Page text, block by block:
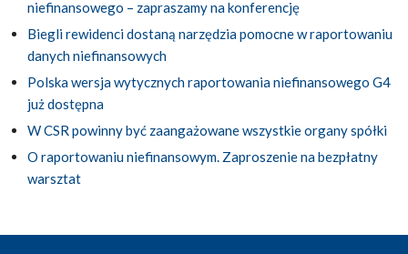
niefinansowego – zapraszamy na konferencję
Biegli rewidenci dostaną narzędzia pomocne w raportowaniu
danych niefinansowych
Polska wersja wytycznych raportowania niefinansowego G4
już dostępna
W CSR powinny być zaangażowane wszystkie organy spółki
O raportowaniu niefinansowym. Zaproszenie na bezpłatny
warsztat